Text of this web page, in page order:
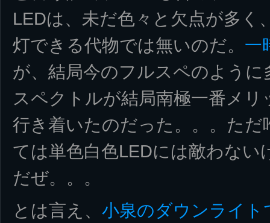
LEDは、未だ色々と欠点が多く
灯できる代物では無いのだ。 一
が、結局今のフルスペのよう
スペクトルが結局南極一番メ
行き着いたのだった。。。た
ては単色白色LEDには敵わない
だぜ。。。
とは言え、 小泉のダウンライト